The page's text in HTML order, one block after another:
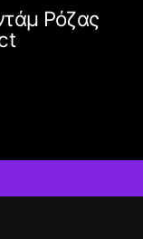
Ρόζας